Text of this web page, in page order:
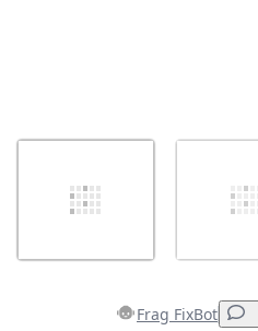
Frag FixBot